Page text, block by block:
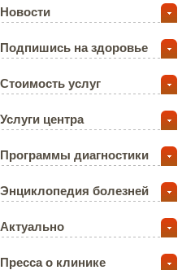
Новости
Подпишись на здоровье
Стоимость услуг
Услуги центра
Программы диагностики
Энциклопедия болезней
Актуально
Пресса о клинике